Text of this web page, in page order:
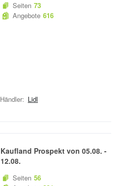
Seiten 73
Angebote 616
Händler: Lidl
Kaufland Prospekt von 05.08. -
12.08.
Seiten 56